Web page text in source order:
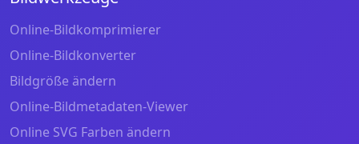
Online-Bildkomprimierer
Online-Bildkonverter
Bildgröße ändern
Online-Bildmetadaten-Viewer
Online SVG Farben ändern